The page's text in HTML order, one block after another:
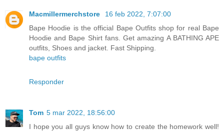
Macmillermerchstore
16 feb 2022, 7:07:00
Bape Hoodie is the official Bape Outfits shop for real Bape
Hoodie and Bape Shirt fans. Get amazing A BATHING APE
outfits, Shoes and jacket. Fast Shipping.
bape outfits
Responder
Tom 5 mar 2022, 18:56:00
I hope you all guys know how to create the homework well!